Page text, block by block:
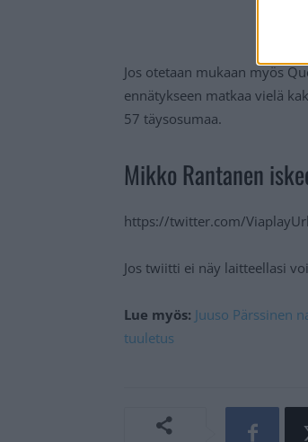
Jos otetaan mukaan myös
ennätykseen matkaa vielä
57 täysosumaa.
Mikko Rantanen
https://twitter.com/
Jos twiitti ei näy laitteellasi
Lue myös: Juuso Pärssinen
tuuletus